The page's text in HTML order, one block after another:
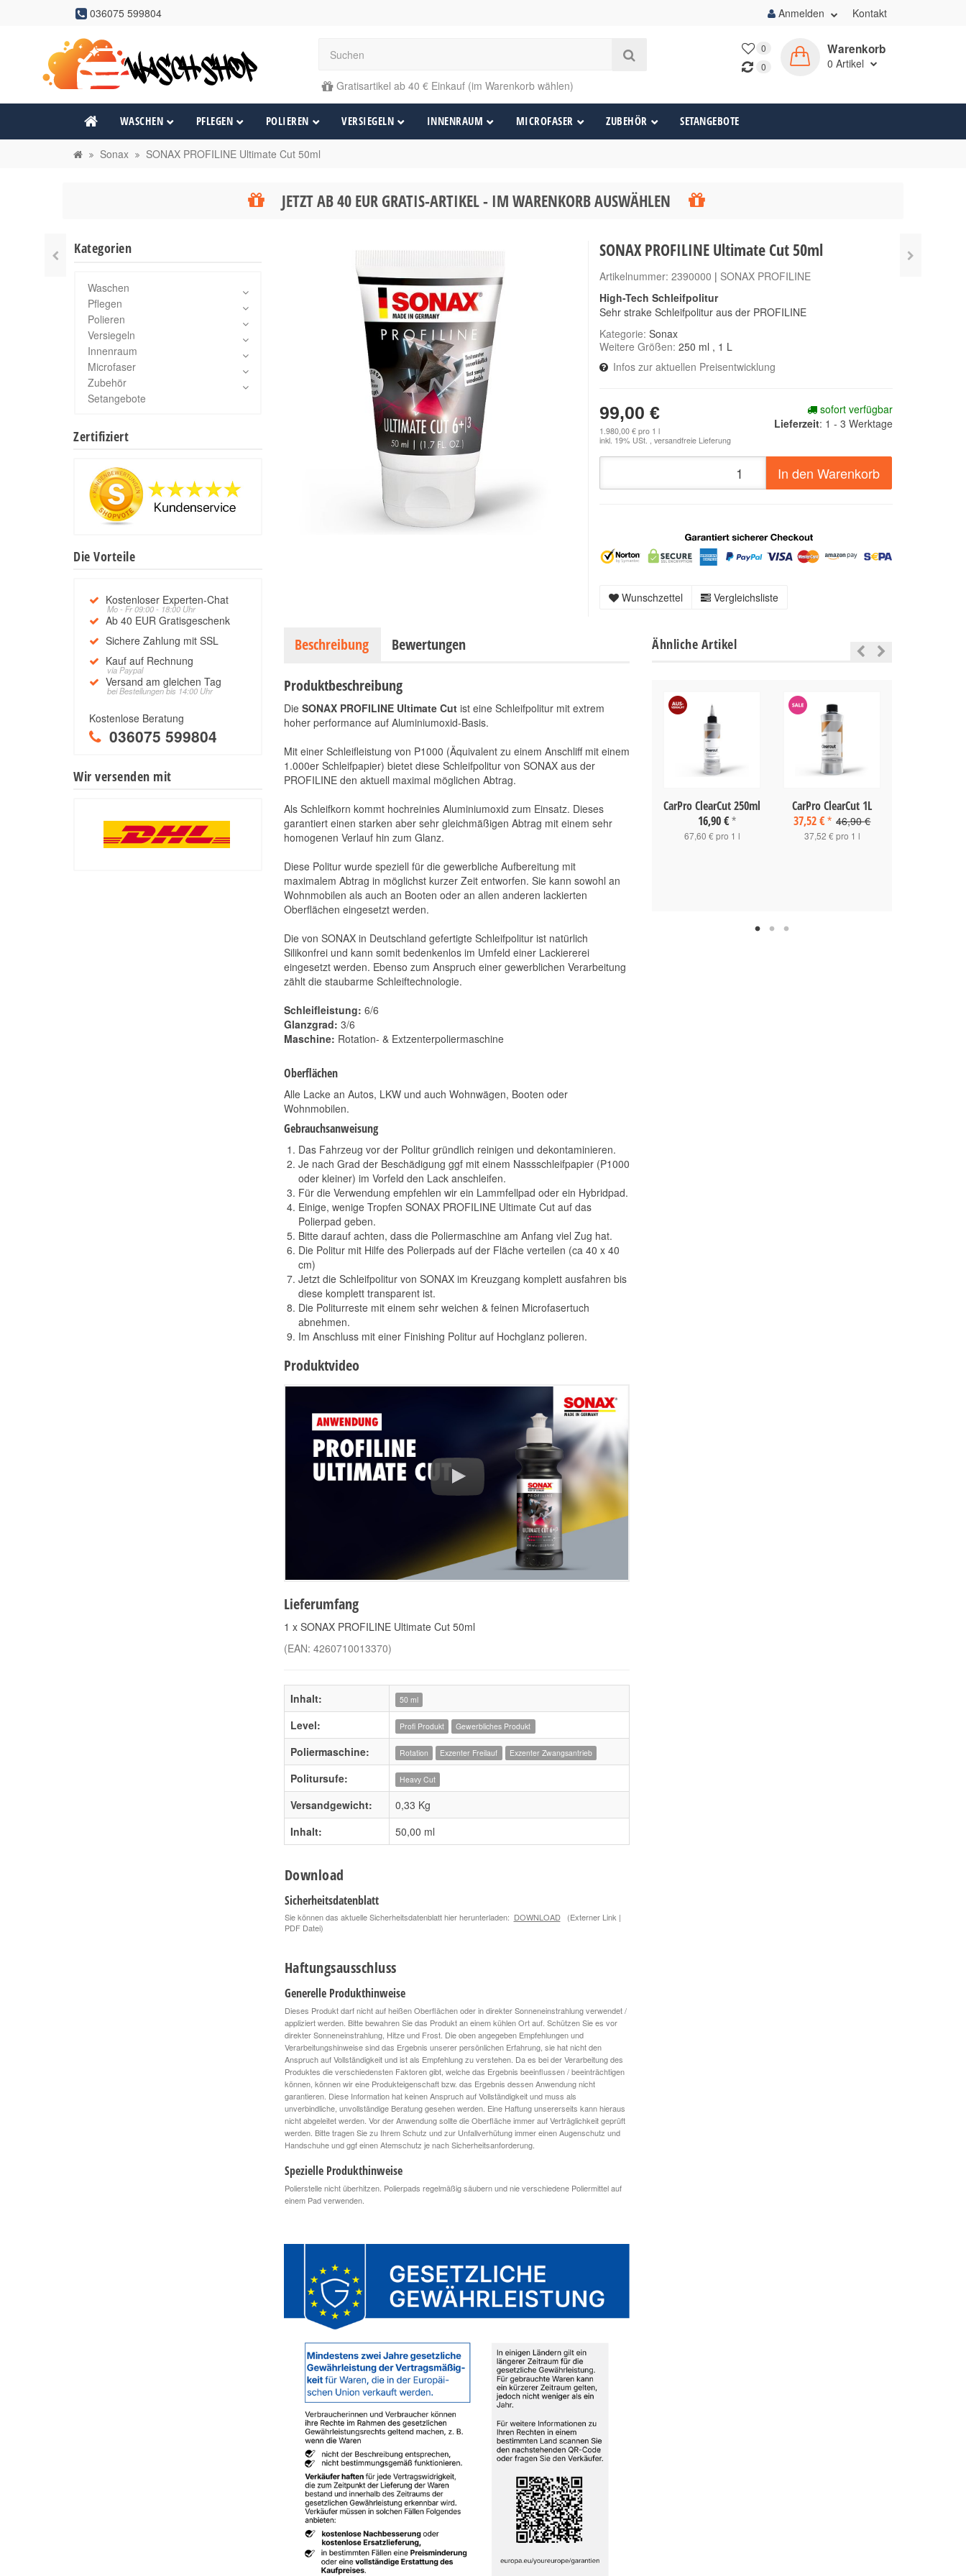
036075 599804 Anmelden Kontakt
Gratisartikel ab 40 € Einkauf (im Warenkorb wählen)
0
0
Warenkorb
0 Artikel
WASCHEN PFLEGEN POLIEREN VERSIEGELN INNENRAUM MICROFASER ZUBEHÖR SETANGEBOTE
Sonax SONAX PROFILINE Ultimate Cut 50ml
JETZT AB 40 EUR GRATIS-ARTIKEL - IM WARENKORB AUSWÄHLEN
SONAX PROFILINE Ultimate Cut 50ml
Artikelnummer:2390000 | SONAX PROFILINE
High-Tech Schleifpolitur
Sehr strake Schleifpolitur aus der PROFILINE
Kategorie:Sonax
Weitere Größen:250 ml , 1 L
Infos zur aktuellen Preisentwicklung
99,00 €
1.980,00 € pro 1 l
inkl. 19% USt. ,versandfreie Lieferung
sofort verfügbar
Lieferzeit: 1 - 3 Werktage
In den Warenkorb
Wunschzettel Vergleichsliste
Beschreibung Bewertungen
Produktbeschreibung
Die SONAX PROFILINE Ultimate Cutist eine Schleifpolitur mit extrem
hoher performance auf Aluminiumoxid-Basis.
Mit einer Schleifleistung von P1000 (Äquivalent zu einem Anschliff mit einem
1.000er Schleifpapier) bietet diese Schleifpolitur von SONAX aus der
PROFILINE den aktuell maximal möglichen Abtrag.
Als Schleifkorn kommt hochreinies Aluminiumoxid zum Einsatz. Dieses
garantiert einen starken aber sehr gleichmäßigen Abtrag mit einem sehr
homogenen Verlauf hin zum Glanz.
Diese Politur wurde speziell für die gewerbliche Aufbereitung mit
maximalem Abtrag in möglichst kurzer Zeit entworfen. Sie kann sowohl an
Wohnmobilen als auch an Booten oder an allen anderen lackierten
Oberflächen eingesetzt werden.
Die von SONAX in Deutschland gefertigte Schleifpolitur ist natürlich
Silikonfrei und kann somit bedenkenlos im Umfeld einer Lackiererei
eingesetzt werden. Ebenso zum Anspruch einer gewerblichen Verarbeitung
zählt die staubarme Schleiftechnologie.
Schleifleistung: 6/6
Glanzgrad: 3/6
Maschine: Rotation- & Extzenterpoliermaschine
Oberflächen
Alle Lacke an Autos, LKW und auch Wohnwägen, Booten oder
Wohnmobilen.
Gebrauchsanweisung
Das Fahrzeug vor der Politur gründlich reinigen und dekontaminieren.
Je nach Grad der Beschädigung ggf mit einem Nassschleifpapier (P1000
oder kleiner) im Vorfeld den Lack anschleifen.
Für die Verwendung empfehlen wir ein Lammfellpad oder ein Hybridpad.
Einige, wenige Tropfen SONAX PROFILINE Ultimate Cut auf das
Polierpad geben.
Bitte darauf achten, dass die Poliermaschine am Anfang viel Zug hat.
Die Politur mit Hilfe des Polierpads auf der Fläche verteilen (ca 40 x 40
cm)
Jetzt die Schleifpolitur von SONAX im Kreuzgang komplett ausfahren bis
diese komplett transparent ist.
Die Politurreste mit einem sehr weichen & feinen Microfasertuch
abnehmen.
Im Anschluss mit einer Finishing Politur auf Hochglanz polieren.
Produktvideo
Lieferumfang
1 x SONAX PROFILINE Ultimate Cut 50ml
(EAN: 4260710013370)
Inhalt: 50 ml
Level: Profi Produkt Gewerbliches Produkt
Poliermaschine: Rotation Exzenter Freilauf Exzenter Zwangsantrieb
Politursufe: Heavy Cut
Versandgewicht:
0,33 Kg
Inhalt:
50,00 ml
Download
Sicherheitsdatenblatt
Sie können das aktuelle Sicherheitsdatenblatt hier herunterladen: DOWNLOAD
(Externer Link |
PDF Datei)
Haftungsausschluss
Generelle Produkthinweise
Dieses Produkt darf nicht auf heißen Oberflächen oder in direkter Sonneneinstrahlung verwendet /
appliziert werden. Bitte bewahren Sie das Produkt an einem kühlen Ort auf. Schützen Sie es vor
direkter Sonneneinstrahlung, Hitze und Frost. Die oben angegeben Empfehlungen und
Verarbeitungshinweise sind das Ergebnis unserer persönlichen Erfahrung, sie hat nicht den
Anspruch auf Vollständigkeit und ist als Empfehlung zu verstehen. Da es bei der Verarbeitung des
Produktes die verschiedensten Faktoren gibt, welche das Ergebnis beeinflussen / beeinträchtigen
können, können wir eine Produkteigenschaft bzw. das Ergebnis dessen Anwendung nicht
garantieren. Diese Information hat keinen Anspruch auf Vollständigkeit und muss als
unverbindliche, unvollständige Beratung gesehen werden. Eine Haftung unsererseits kann hieraus
nicht abgeleitet werden. Vor der Anwendung sollte die Oberfläche immer auf Verträglichkeit geprüft
werden. Bitte tragen Sie zu Ihrem Schutz und zur Unfallverhütung immer einen Augenschutz und
Handschuhe und ggf einen Atemschutz je nach Sicherheitsanforderung.
Spezielle Produkthinweise
Polierstelle nicht überhitzen. Polierpads regelmäßig säubern und nie verschiedene Poliermittel auf
einem Pad verwenden.
Ähnliche Artikel
Scholl Concepts S2
BLACK 500 g
33,90 € *
67,80 € pro 1 kg
Scholl Concepts S30+
Mikro-
Hochleistungspaste
53,80 € pro 1 kg
CarPro ClearCut 250ml
16,90 € *
67,60 € pro 1 l
CarPro ClearCut 1L
37,52 € * 46,90 €
37,52 € pro 1 l
Kategorien
Waschen
Pflegen
Polieren
Versiegeln
Innenraum
Microfaser
Zubehör
Setangebote
Zertifiziert
Die Vorteile
Kostenloser Experten-Chat
Mo - Fr 09:00 - 18:00 Uhr
Ab 40 EUR Gratisgeschenk
Sichere Zahlung mit SSL
Kauf auf Rechnung
via Paypal
Versand am gleichen Tag
bei Bestellungen bis 14:00 Uhr
Kostenlose Beratung
036075 599804
Wir versenden mit